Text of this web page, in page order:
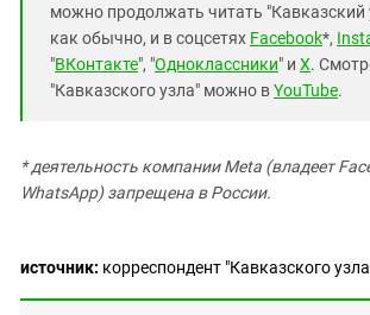
можно продолжать читать "Кавказский
как обычно, и в соцсетях Facebook*,
"ВКонтакте", "Одноклассники" и X.
"Кавказского узла" можно вYouTube.
* деятельность компании Meta (владеет
WhatsApp) запрещена в России.
источник: корреспондент "Кавказского